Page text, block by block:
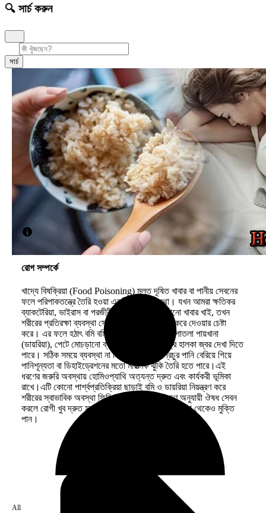
🔍 সার্চ করুন
সার্চ
All
রোগ সম্পর্কে
খাদ্যে বিষক্রিয়া (Food Poisoning) মূলত দূষিত খাবার বা পানীয় সেবনের
ফলে পরিপাকতন্ত্রে তৈরি হওয়া একটি জটিল অবস্থা। যখন আমরা ক্ষতিকর
ব্যাকটেরিয়া, ভাইরাস বা পরজীবী দ্বারা আক্রান্ত কোনো খাবার খাই, তখন
শরীরের প্রতিরক্ষা ব্যবস্থা সেই বিষাক্ত উপাদান বের করে দেওয়ার চেষ্টা
করে। এর ফলে হঠাৎ বমি বমি ভাব, তীব্র বমি, বারবার পাতলা পায়খানা
(ডায়রিয়া), পেটে মোচড়ানো ব্যথা এবং অনেক ক্ষেত্রে হালকা জ্বর দেখা দিতে
পারে। সঠিক সময়ে ব্যবস্থা না নিলে শরীর থেকে প্রচুর পানি বেরিয়ে গিয়ে
পানিশূন্যতা বা ডিহাইড্রেশনের মতো মারাত্মক ঝুঁকি তৈরি হতে পারে।এই
ধরণের জরুরি অবস্থায় হোমিওপ্যাথি অত্যন্ত দ্রুত এবং কার্যকরী ভূমিকা
রাখে।এটি কোনো পার্শ্বপ্রতিক্রিয়া ছাড়াই বমি ও ডায়রিয়া নিয়ন্ত্রণ করে
শরীরের স্বাভাবিক অবস্থা ফিরিয়ে আনে। সঠিক লক্ষণ অনুযায়ী ঔষধ সেবন
করলে রোগী খুব দ্রুত সুস্থবোধ করেন এবং শারীরিক দুর্বলতা থেকেও মুক্তি
পান।